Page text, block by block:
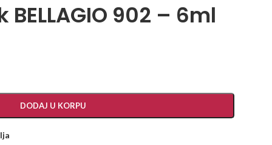
BELLAGIO 902 – 6ml
DODAJ U KORPU